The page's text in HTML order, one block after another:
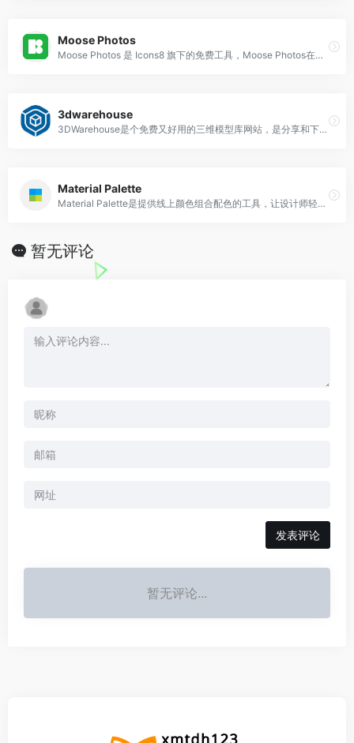
Moose Photos
Moose Photos 是 Icons8 旗下的免费工具，Moose Photos在线图片制作，让用户自行挑选背景图、人物、物件，利用拖曳、放大缩小等方式设计出
3dwarehouse
3DWarehouse是个免费又好用的三维模型库网站，是分享和下载 SketchUp 3D 建筑、设计及土木工程模型的理想乐园，登录3dwarehouse中文官网…
Material Palette
Material Palette是提供线上颜色组合配色的工具，让设计师轻松的选择自己喜欢的颜色，用户只要找出想要搭配的两种颜色，它就会显示出两种颜色搭配在一起的效果
暂无评论
暂无评论...